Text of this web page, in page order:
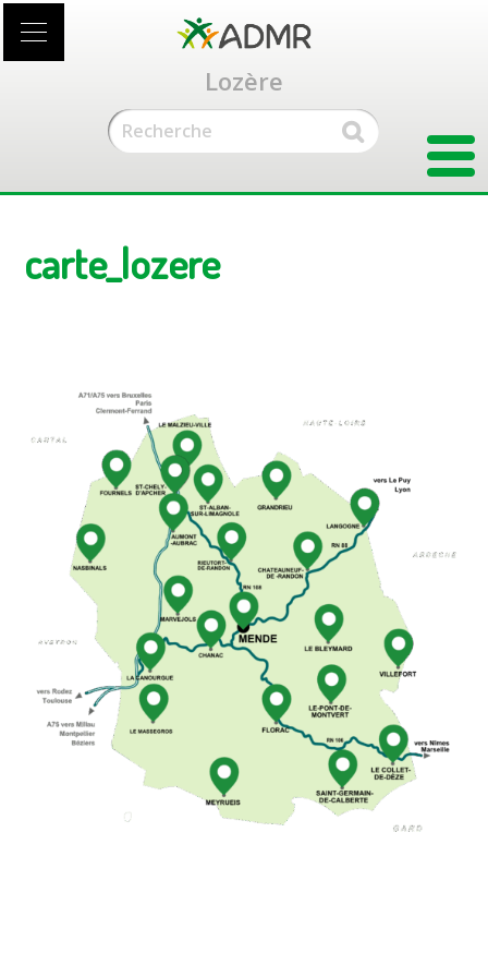
contenu
Lozère
carte_lozere